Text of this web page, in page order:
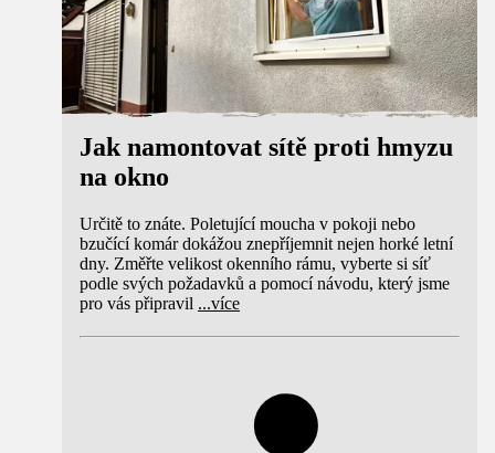
Jak namontovat sítě proti hmyzu
na okno
Určitě to znáte. Poletující moucha v pokoji nebo
bzučící komár dokážou znepříjemnit nejen horké letní
dny. Změřte velikost okenního rámu, vyberte si síť
podle svých požadavků a pomocí návodu, který jsme
pro vás připravil ...více